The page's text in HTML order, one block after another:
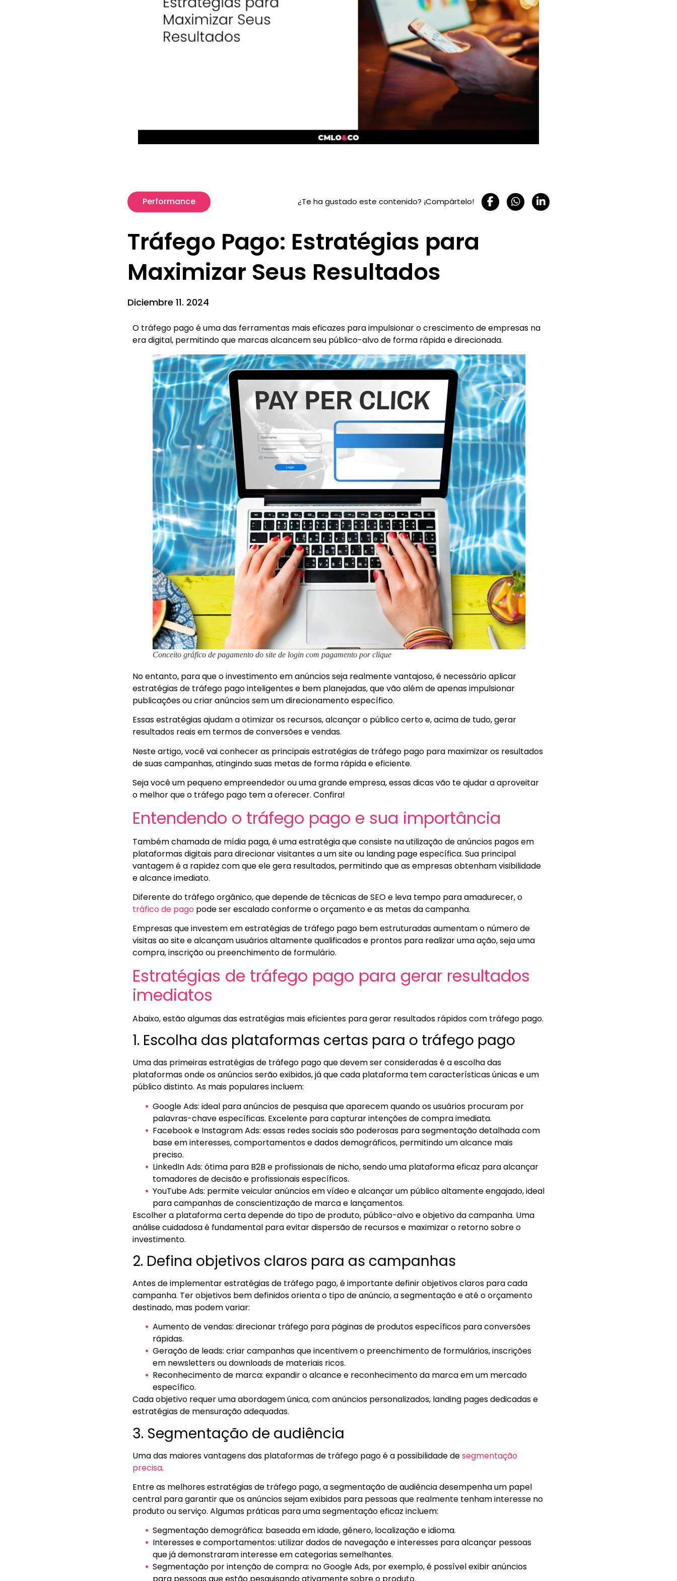
Performance ¿Te ha gustado este contenido? ¡Compártelo!
Tráfego Pago: Estratégias para
Maximizar Seus Resultados
Diciembre 11. 2024
O tráfego pago é uma das ferramentas mais eficazes para impulsionar o crescimento de empresas na
era digital, permitindo que marcas alcancem seu público-alvo de forma rápida e direcionada.
Conceito gráfico de pagamento do site de login com pagamento por clique
No entanto, para que o investimento em anúncios seja realmente vantajoso, é necessário aplicar
estratégias de tráfego pago inteligentes e bem planejadas, que vão além de apenas impulsionar
publicações ou criar anúncios sem um direcionamento específico.
Essas estratégias ajudam a otimizar os recursos, alcançar o público certo e, acima de tudo, gerar
resultados reais em termos de conversões e vendas.
Neste artigo, você vai conhecer as principais estratégias de tráfego pago para maximizar os resultados
de suas campanhas, atingindo suas metas de forma rápida e eficiente.
Seja você um pequeno empreendedor ou uma grande empresa, essas dicas vão te ajudar a aproveitar
o melhor que o tráfego pago tem a oferecer. Confira!
Entendendo o tráfego pago e sua importância
Também chamada de mídia paga, é uma estratégia que consiste na utilização de anúncios pagos em
plataformas digitais para direcionar visitantes a um site ou landing page específica. Sua principal
vantagem é a rapidez com que ele gera resultados, permitindo que as empresas obtenham visibilidade
e alcance imediato.
Diferente do tráfego orgânico, que depende de técnicas de SEO e leva tempo para amadurecer, o
tráfico de pago pode ser escalado conforme o orçamento e as metas da campanha.
Empresas que investem em estratégias de tráfego pago bem estruturadas aumentam o número de
visitas ao site e alcançam usuários altamente qualificados e prontos para realizar uma ação, seja uma
compra, inscrição ou preenchimento de formulário.
Estratégias de tráfego pago para gerar resultados
imediatos
Abaixo, estão algumas das estratégias mais eficientes para gerar resultados rápidos com tráfego pago.
1. Escolha das plataformas certas para o tráfego pago
Uma das primeiras estratégias de tráfego pago que devem ser consideradas é a escolha das
plataformas onde os anúncios serão exibidos, já que cada plataforma tem características únicas e um
público distinto. As mais populares incluem:
Google Ads: ideal para anúncios de pesquisa que aparecem quando os usuários procuram por
palavras-chave específicas. Excelente para capturar intenções de compra imediata.
Facebook e Instagram Ads: essas redes sociais são poderosas para segmentação detalhada com
base em interesses, comportamentos e dados demográficos, permitindo um alcance mais
preciso.
LinkedIn Ads: ótima para B2B e profissionais de nicho, sendo uma plataforma eficaz para alcançar
tomadores de decisão e profissionais específicos.
YouTube Ads: permite veicular anúncios em vídeo e alcançar um público altamente engajado, ideal
para campanhas de conscientização de marca e lançamentos.
Escolher a plataforma certa depende do tipo de produto, público-alvo e objetivo da campanha. Uma
análise cuidadosa é fundamental para evitar dispersão de recursos e maximizar o retorno sobre o
investimento.
2. Defina objetivos claros para as campanhas
Antes de implementar estratégias de tráfego pago, é importante definir objetivos claros para cada
campanha. Ter objetivos bem definidos orienta o tipo de anúncio, a segmentação e até o orçamento
destinado, mas podem variar:
Aumento de vendas: direcionar tráfego para páginas de produtos específicos para conversões
rápidas.
Geração de leads: criar campanhas que incentivem o preenchimento de formulários, inscrições
em newsletters ou downloads de materiais ricos.
Reconhecimento de marca: expandir o alcance e reconhecimento da marca em um mercado
específico.
Cada objetivo requer uma abordagem única, com anúncios personalizados, landing pages dedicadas e
estratégias de mensuração adequadas.
3. Segmentação de audiência
Uma das maiores vantagens das plataformas de tráfego pago é a possibilidade desegmentação
precisa.
Entre as melhores estratégias de tráfego pago, a segmentação de audiência desempenha um papel
central para garantir que os anúncios sejam exibidos para pessoas que realmente tenham interesse no
produto ou serviço. Algumas práticas para uma segmentação eficaz incluem:
Segmentação demográfica: baseada em idade, gênero, localização e idioma.
Interesses e comportamentos: utilizar dados de navegação e interesses para alcançar pessoas
que já demonstraram interesse em categorias semelhantes.
Segmentação por intenção de compra: no Google Ads, por exemplo, é possível exibir anúncios